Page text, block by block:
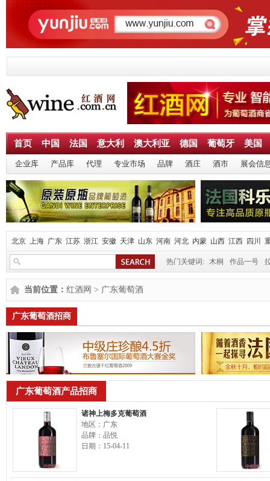
首页 中国 法国 意大利 澳大利亚 德国 葡萄牙 美国
企业库 产品库 代理 专业市场 品牌 酒庄 酒市 展会信
北京 上海 广东 江苏 浙江 安徽 天津 山东 河南 河北 内蒙 山西 江西 四川
热门关键词: 木桐 作品一号
当前位置： 红酒网 > 广东葡萄酒
广东葡萄酒招商
广东葡萄酒产品招商
诸神上梅多克葡萄酒
地区：广东
品牌：品悦
日期：15-04-11